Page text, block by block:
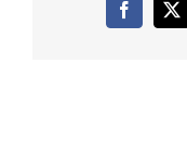
Facebook
X